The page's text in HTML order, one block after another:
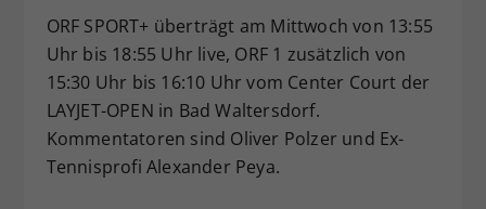
ORF SPORT+ überträgt am Mittwoch von 13:55
Uhr bis 18:55 Uhr live, ORF 1 zusätzlich von
15:30 Uhr bis 16:10 Uhr vom Center Court der
LAYJET-OPEN in Bad Waltersdorf.
Kommentatoren sind Oliver Polzer und Ex-
Tennisprofi Alexander Peya.